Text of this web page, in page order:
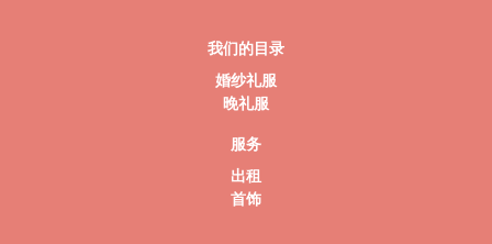
我们的目录
婚纱礼服
晚礼服
服务
出租
首饰